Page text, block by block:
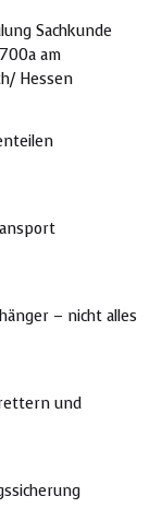
Sachkunde
am
Hessen
– nicht alles
und